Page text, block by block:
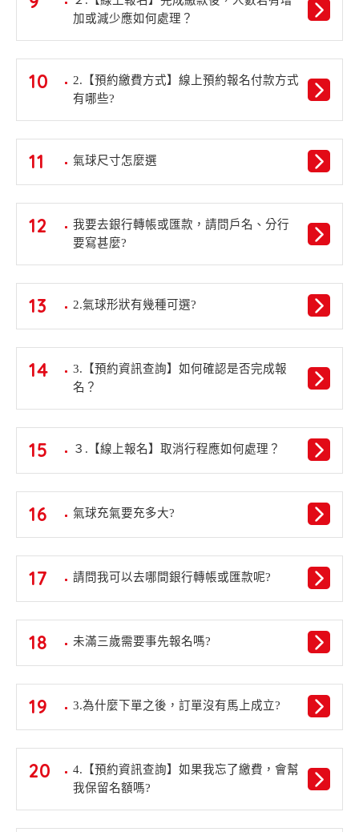
加或減少應如何處理？
10
2.【預約繳費方式】線上預約報名付款方式
有哪些?
11 氣球尺寸怎麼選
12
我要去銀行轉帳或匯款，請問戶名、分行
要寫甚麼?
13 2.氣球形狀有幾種可選?
14
3.【預約資訊查詢】如何確認是否完成報
名？
15 ３.【線上報名】取消行程應如何處理？
16 氣球充氣要充多大?
17 請問我可以去哪間銀行轉帳或匯款呢?
18 未滿三歲需要事先報名嗎?
19 3.為什麼下單之後，訂單沒有馬上成立?
20
4.【預約資訊查詢】如果我忘了繳費，會幫
我保留名額嗎?